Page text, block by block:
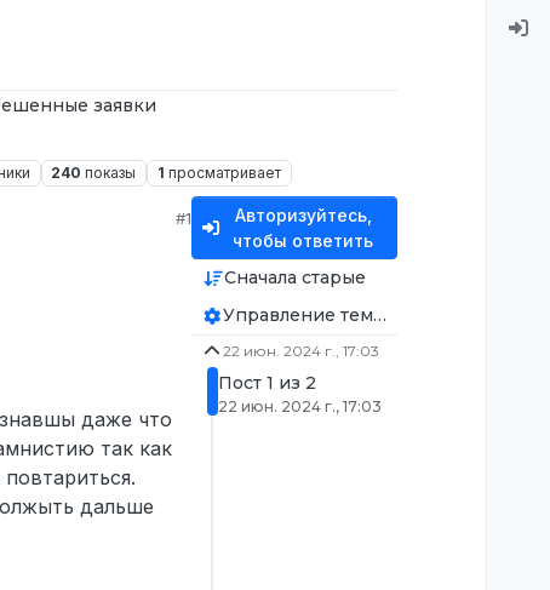
заявки
240 показы 1 просматривает
#1
даже что
так как
дальше
Авторизуйтесь,
чтобы ответить
Сначала старые
Управление темой
22 июн. 2024 г., 17:03
Пост 1 из 2
22 июн. 2024 г., 17:03